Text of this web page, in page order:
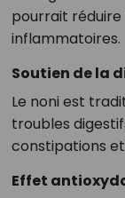
pourrait
inflammatoires.
Soutien de la
Le noni est
troubles
constipations
Effet